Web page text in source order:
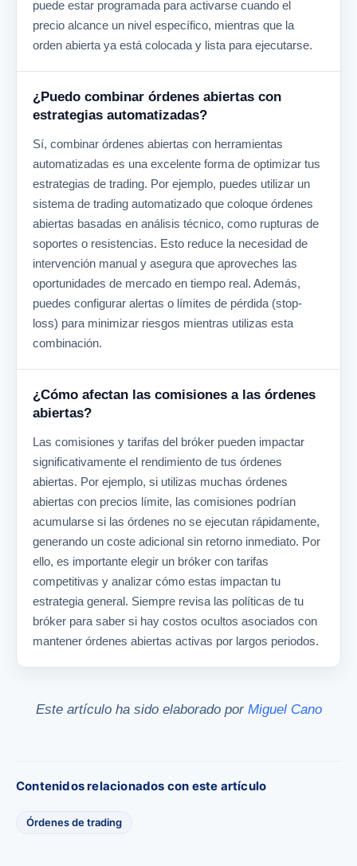
puede estar programada para activarse cuando el
precio alcance un nivel específico, mientras que la
orden abierta ya está colocada y lista para ejecutarse.
¿Puedo combinar órdenes abiertas con
estrategias automatizadas?
Sí, combinar órdenes abiertas con herramientas
automatizadas es una excelente forma de optimizar tus
estrategias de trading. Por ejemplo, puedes utilizar un
sistema de trading automatizado que coloque órdenes
abiertas basadas en análisis técnico, como rupturas de
soportes o resistencias. Esto reduce la necesidad de
intervención manual y asegura que aproveches las
oportunidades de mercado en tiempo real. Además,
puedes configurar alertas o límites de pérdida (stop-
loss) para minimizar riesgos mientras utilizas esta
combinación.
¿Cómo afectan las comisiones a las órdenes
abiertas?
Las comisiones y tarifas del bróker pueden impactar
significativamente el rendimiento de tus órdenes
abiertas. Por ejemplo, si utilizas muchas órdenes
abiertas con precios límite, las comisiones podrían
acumularse si las órdenes no se ejecutan rápidamente,
generando un coste adicional sin retorno inmediato. Por
ello, es importante elegir un bróker con tarifas
competitivas y analizar cómo estas impactan tu
estrategia general. Siempre revisa las políticas de tu
bróker para saber si hay costos ocultos asociados con
mantener órdenes abiertas activas por largos periodos.
Este artículo ha sido elaborado por Miguel Cano
Contenidos relacionados con este artículo
Órdenes de trading